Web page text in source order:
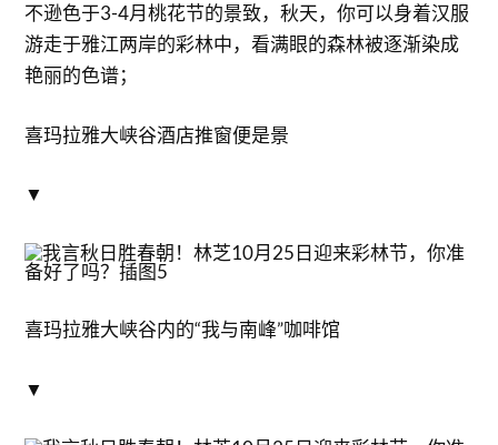
不逊色于3-4月桃花节的景致，秋天，你可以身着汉服
游走于雅江两岸的彩林中，看满眼的森林被逐渐染成
艳丽的色谱；
喜玛拉雅大峡谷酒店推窗便是景
▼
喜玛拉雅大峡谷内的“我与南峰”咖啡馆
▼